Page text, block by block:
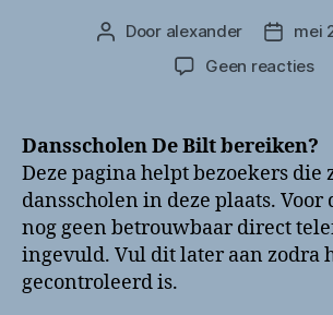
Berichtauteur
Door alexander
mei
Geen reactiesop
Bilt
en
Dansscholen De Bilt bereiken?
Deze pagina helpt bezoekers die
dansscholen in deze plaats. Voor
nog geen betrouwbaar direct
ingevuld. Vul dit later aan zodra
gecontroleerd is.